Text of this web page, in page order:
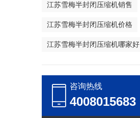
江苏雪梅半封闭压缩机销售
江苏雪梅半封闭压缩机价格
江苏雪梅半封闭压缩机哪家好
咨询热线
4008015683